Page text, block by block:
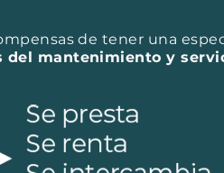
de tener una
del mantenimiento y